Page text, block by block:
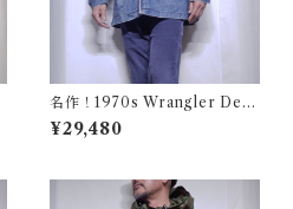
名作！1970s Wrangler Deni
m Wrange Coat / ラングラー
デニム ボア ランチ コート 古
¥29,480